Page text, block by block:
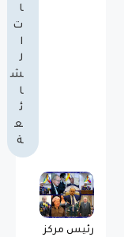
ا
ت
ا
ل
ش
ا
ئ
ع
ة
رئيس مركز